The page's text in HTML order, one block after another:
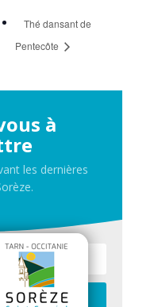
Thé dansant de
Pentecôte
à
les dernières